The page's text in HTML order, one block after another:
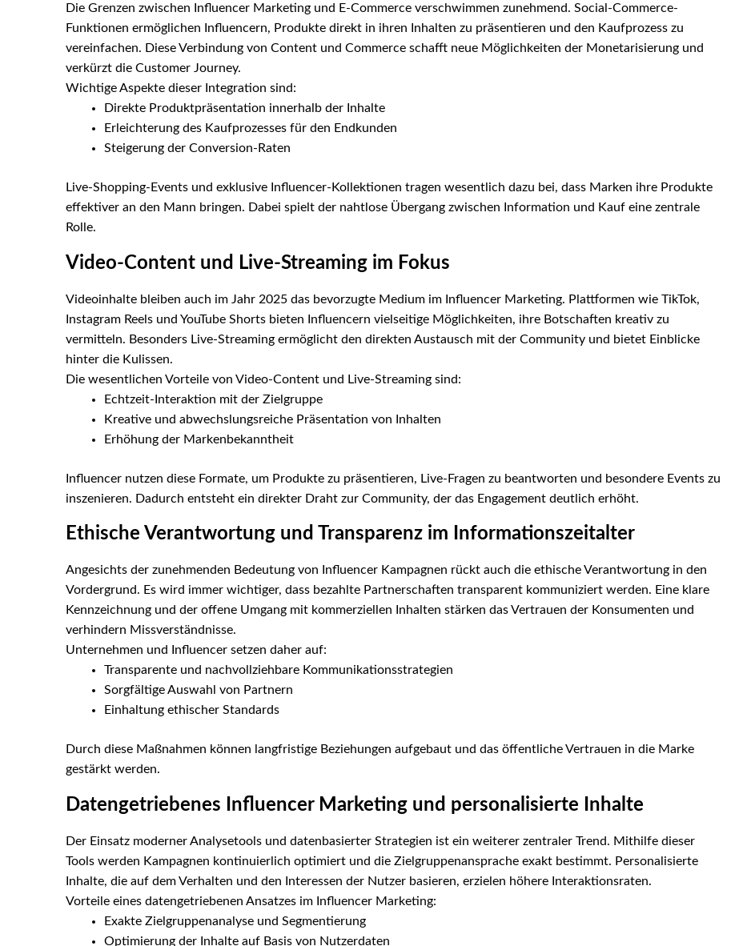
Die Grenzen zwischen Influencer Marketing und E-Commerce verschwimmen zunehmend. Social-Commerce-
Funktionen ermöglichen Influencern, Produkte direkt in ihren Inhalten zu präsentieren und den Kaufprozess zu
vereinfachen. Diese Verbindung von Content und Commerce schafft neue Möglichkeiten der Monetarisierung und
verkürzt die Customer Journey.
Wichtige Aspekte dieser Integration sind:
Direkte Produktpräsentation innerhalb der Inhalte
Erleichterung des Kaufprozesses für den Endkunden
Steigerung der Conversion-Raten
Live-Shopping-Events und exklusive Influencer-Kollektionen tragen wesentlich dazu bei, dass Marken ihre Produkte
effektiver an den Mann bringen. Dabei spielt der nahtlose Übergang zwischen Information und Kauf eine zentrale
Rolle.
Video-Content und Live-Streaming im Fokus
Videoinhalte bleiben auch im Jahr 2025 das bevorzugte Medium im Influencer Marketing. Plattformen wie TikTok,
Instagram Reels und YouTube Shorts bieten Influencern vielseitige Möglichkeiten, ihre Botschaften kreativ zu
vermitteln. Besonders Live-Streaming ermöglicht den direkten Austausch mit der Community und bietet Einblicke
hinter die Kulissen.
Die wesentlichen Vorteile von Video-Content und Live-Streaming sind:
Echtzeit-Interaktion mit der Zielgruppe
Kreative und abwechslungsreiche Präsentation von Inhalten
Erhöhung der Markenbekanntheit
Influencer nutzen diese Formate, um Produkte zu präsentieren, Live-Fragen zu beantworten und besondere Events zu
inszenieren. Dadurch entsteht ein direkter Draht zur Community, der das Engagement deutlich erhöht.
Ethische Verantwortung und Transparenz im Informationszeitalter
Angesichts der zunehmenden Bedeutung von Influencer Kampagnen rückt auch die ethische Verantwortung in den
Vordergrund. Es wird immer wichtiger, dass bezahlte Partnerschaften transparent kommuniziert werden. Eine klare
Kennzeichnung und der offene Umgang mit kommerziellen Inhalten stärken das Vertrauen der Konsumenten und
verhindern Missverständnisse.
Unternehmen und Influencer setzen daher auf:
Transparente und nachvollziehbare Kommunikationsstrategien
Sorgfältige Auswahl von Partnern
Einhaltung ethischer Standards
Durch diese Maßnahmen können langfristige Beziehungen aufgebaut und das öffentliche Vertrauen in die Marke
gestärkt werden.
Datengetriebenes Influencer Marketing und personalisierte Inhalte
Der Einsatz moderner Analysetools und datenbasierter Strategien ist ein weiterer zentraler Trend. Mithilfe dieser
Tools werden Kampagnen kontinuierlich optimiert und die Zielgruppenansprache exakt bestimmt. Personalisierte
Inhalte, die auf dem Verhalten und den Interessen der Nutzer basieren, erzielen höhere Interaktionsraten.
Vorteile eines datengetriebenen Ansatzes im Influencer Marketing:
Exakte Zielgruppenanalyse und Segmentierung
Optimierung der Inhalte auf Basis von Nutzerdaten